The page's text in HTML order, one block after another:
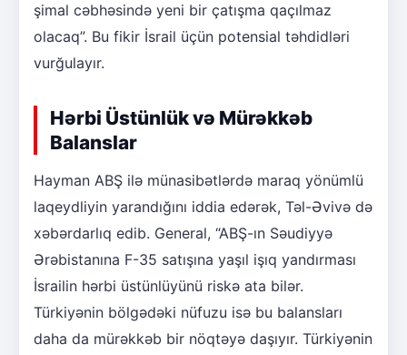
şimal cəbhəsində yeni bir çatışma qaçılmaz
olacaq”. Bu fikir İsrail üçün potensial təhdidləri
vurğulayır.
Hərbi Üstünlük və Mürəkkəb
Balanslar
Hayman ABŞ ilə münasibətlərdə maraq yönümlü
laqeydliyin yarandığını iddia edərək, Təl-Əvivə də
xəbərdarlıq edib. General, “ABŞ-ın Səudiyyə
Ərəbistanına F-35 satışına yaşıl işıq yandırması
İsrailin hərbi üstünlüyünü riskə ata bilər.
Türkiyənin bölgədəki nüfuzu isə bu balansları
daha da mürəkkəb bir nöqtəyə daşıyır. Türkiyənin